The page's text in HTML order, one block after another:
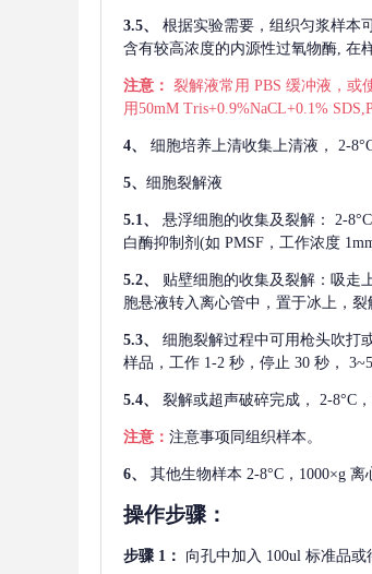
3.5、 根据实验需要，组织匀浆样本
含有较高浓度的内源性过氧物酶, 在
注意： 裂解液常用 PBS 缓冲液，或
用50mM Tris+0.9%NaCL+0.1%
4、 细胞培养上清收集上清液， 2-
5、 细胞裂解液
5.1、 悬浮细胞的收集及裂解：
2-
白酶抑制剂(如 PMSF，工作浓度
5.2、 贴壁细胞的收集及裂解：吸走
胞悬液转入离心管中，置于冰上，裂
5.3、 细胞裂解过程中可用枪头吹打
样品，工作 1-2 秒，停止 30 秒，
5.4、 裂解或超声破碎完成， 2-8°C
注意： 注意事项同组织样本。
6、 其他生物样本 2-8°C，1000×g
操作步骤：
步骤 1： 向孔中加入 100ul 标准品或